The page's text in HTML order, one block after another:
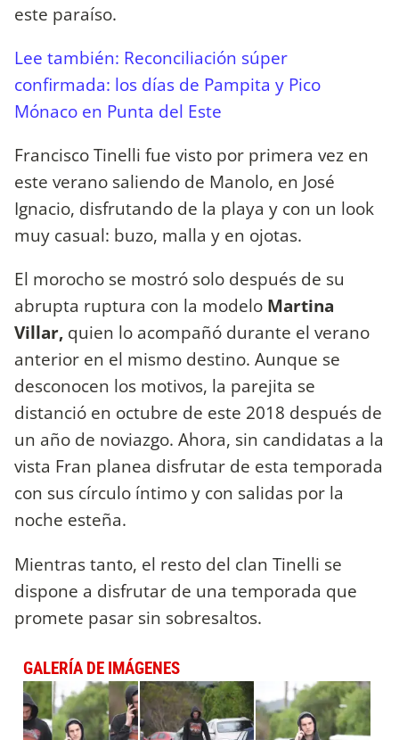
este paraíso.
Lee también: Reconciliación súper
confirmada: los días de Pampita y Pico
Mónaco en Punta del Este
Francisco Tinelli fue visto por primera vez en
este verano saliendo de Manolo, en José
Ignacio, disfrutando de la playa y con un look
muy casual: buzo, malla y en ojotas.
El morocho se mostró solo después de su
abrupta ruptura con la modelo Martina
Villar, quien lo acompañó durante el verano
anterior en el mismo destino. Aunque se
desconocen los motivos, la parejita se
distanció en octubre de este 2018 después de
un año de noviazgo. Ahora, sin candidatas a la
vista Fran planea disfrutar de esta temporada
con sus círculo íntimo y con salidas por la
noche esteña.
Mientras tanto, el resto del clan Tinelli se
dispone a disfrutar de una temporada que
promete pasar sin sobresaltos.
GALERÍA DE IMÁGENES